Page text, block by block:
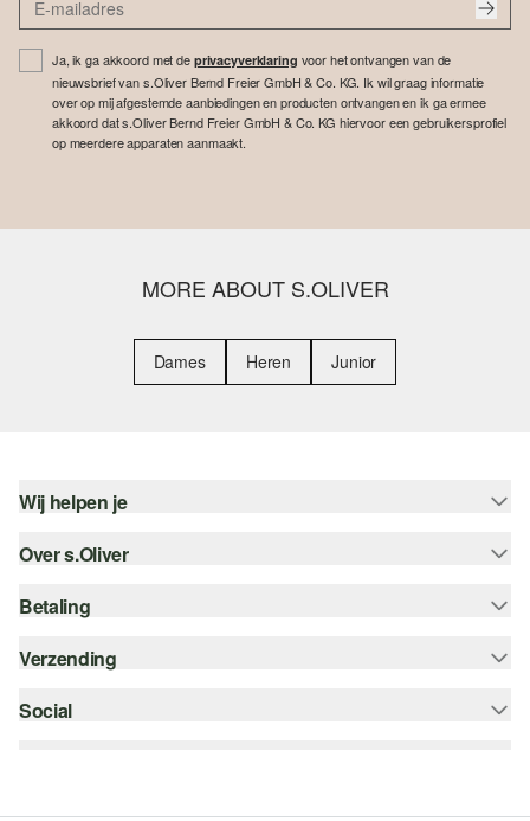
Ja, ik ga akkoord met de privacyverklaring voor het ontvangen van de
nieuwsbrief van s.Oliver Bernd Freier GmbH & Co. KG. Ik wil graag informatie
over op mij afgestemde aanbiedingen en producten ontvangen en ik ga ermee
akkoord dat s.Oliver Bernd Freier GmbH & Co. KG hiervoor een gebruikersprofiel
op meerdere apparaten aanmaakt.
MORE ABOUT S.OLIVER
Dames Heren Junior
Wij helpen je
Help - FAQ
Maattabel
Top categorieën
Over s.Oliver
Nieuwsbrief
s.Oliver Card
Duurzaamheid
Betaling
Koop op rekening
Creditcard
Verzending
bpost
Social